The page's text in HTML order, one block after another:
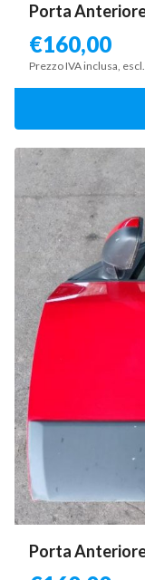
Porta
€160,00
Prezzo IVA inclusa,
Porta